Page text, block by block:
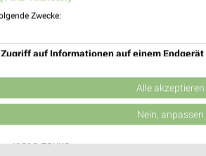
49393 Lohne
Heute 07:30 - 12:00 Uhr | Öffnet in 34 Min.
hagebaumarkt Lohne GmbH & Co. KG
Lindenstr. 111
49393 Lohne
Zwecke:
auf Informationen auf einem Endgerät
Daten zur Auswahl von Werbeanzeigen
für personalisierte Werbung
Alle akzeptieren
Nein, anpassen